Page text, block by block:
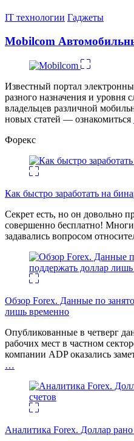
Категории
IT технологии Гаджеты
Mobilcom
Известный портал
разного назначения и уровня
владельцев различной
новых статей — ознакомиться
Форекс
Как быстро заработать на
Секрет есть, но он довольно
совершенно бесплатно!
задавались вопросом
Обзор Forex. Данные по
лишь временно
Опубликованные в четверг
рабочих мест в частном
компании ADP оказались
…
Аналитика Forex. Доллар рано